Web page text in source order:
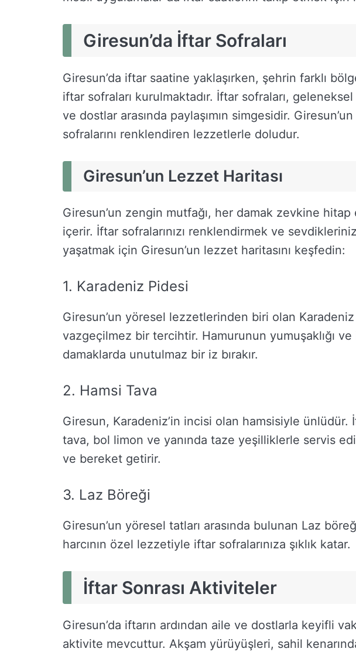
Giresun’da İftar Sofraları
Giresun’da iftar saatine yaklaşırken, şehrin farklı
iftar sofraları kurulmaktadır. İftar sofraları,
ve dostlar arasında paylaşımın simgesidir.
sofralarını renklendiren lezzetlerle doludur.
Giresun’un Lezzet Haritası
Giresun’un zengin mutfağı, her damak zevkine
içerir. İftar sofralarınızı renklendirmek ve
yaşatmak için Giresun’un lezzet haritasını keşfedin:
1. Karadeniz Pidesi
Giresun’un yöresel lezzetlerinden biri olan
vazgeçilmez bir tercihtir. Hamurunun yumuşaklığı ve
damaklarda unutulmaz bir iz bırakır.
2. Hamsi Tava
Giresun, Karadeniz’in incisi olan hamsisiyle ünlüdür.
tava, bol limon ve yanında taze yeşilliklerle servis
ve bereket getirir.
3. Laz Böreği
Giresun’un yöresel tatları arasında bulunan Laz
harcının özel lezzetiyle iftar sofralarınıza şıklık katar.
İftar Sonrası Aktiviteler
Giresun’da iftarın ardından aile ve dostlarla keyifli
aktivite mevcuttur. Akşam yürüyüşleri, sahil